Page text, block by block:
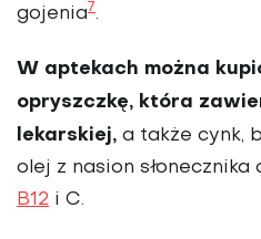
gojenia7.
W aptekach można
opryszczkę, która
lekarskiej, a także cynk,
olej z nasion słonecznika
B12 i C.